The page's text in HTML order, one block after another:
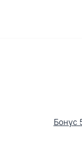
Бонус